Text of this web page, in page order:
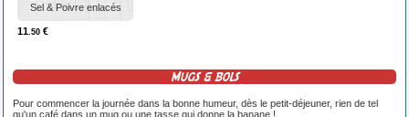
Sel & Poivre enlacés
11.50 €
MUGS & BOLS
Pour commencer la journée dans la bonne humeur, dès le petit-déjeuner, rien de tel
qu'un café dans un mug ou une tasse qui donne la banane !